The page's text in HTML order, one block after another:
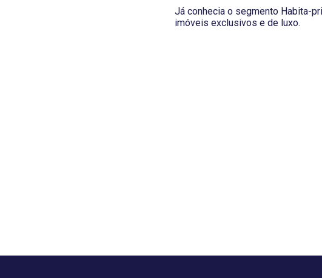
Já conhecia o segmento Habita-
imóveis exclusivos e de luxo.